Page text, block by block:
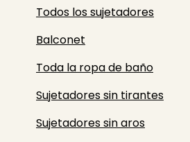
Todos los sujetadores
Balconet
Toda la ropa de baño
Sujetadores sin tirantes
Sujetadores sin aros